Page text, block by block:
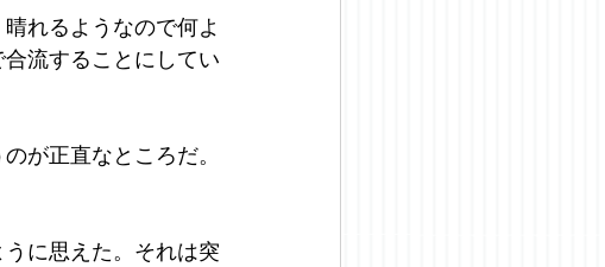
れるようなので何よ
流することにしてい
が正直なところだ。
に思えた。それは突